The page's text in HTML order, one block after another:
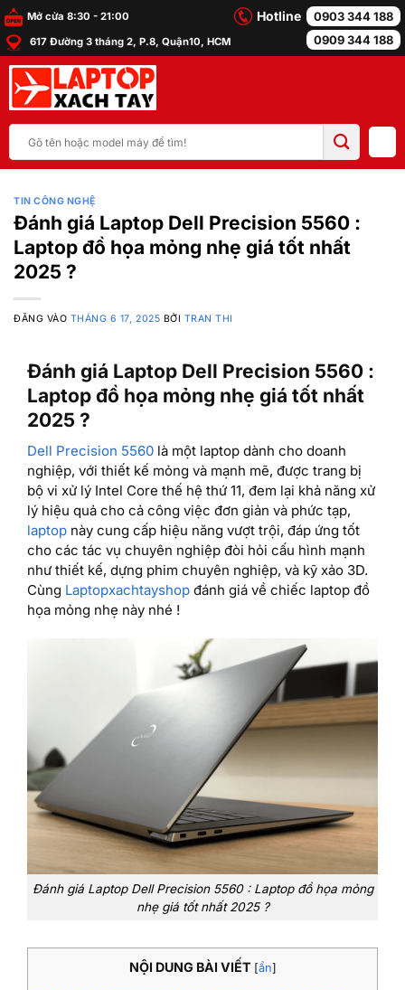
Bỏ
qua
nội
dung
Mở cửa 8:30 - 21:00
617 Đường 3 tháng 2, P.8, Quận10, HCM
Hotline
0903 344 188
0909 344 188
kiếm:
TIN CÔNG NGHỆ
Đánh giá Laptop Dell Precision 5560 :
Laptop đồ họa mỏng nhẹ giá tốt nhất
2025 ?
ĐĂNG VÀO THÁNG 6 17, 2025 BỞI TRAN THI
Đánh giá Laptop Dell Precision 5560 :
Laptop đồ họa mỏng nhẹ giá tốt nhất
2025 ?
Dell Precision 5560 là một laptop dành cho doanh
nghiệp, với thiết kế mỏng và mạnh mẽ, được trang bị
bộ vi xử lý Intel Core thế hệ thứ 11, đem lại khả năng xử
lý hiệu quả cho cả công việc đơn giản và phức tạp,
laptop này cung cấp hiệu năng vượt trội, đáp ứng tốt
cho các tác vụ chuyên nghiệp đòi hỏi cấu hình mạnh
như thiết kế, dựng phim chuyên nghiệp, và kỹ xảo 3D.
Cùng Laptopxachtayshop đánh giá về chiếc laptop đồ
họa mỏng nhẹ này nhé !
Đánh giá Laptop Dell Precision 5560 : Laptop đồ họa mỏng
nhẹ giá tốt nhất 2025 ?
NỘI DUNG BÀI VIẾT [ẩn]